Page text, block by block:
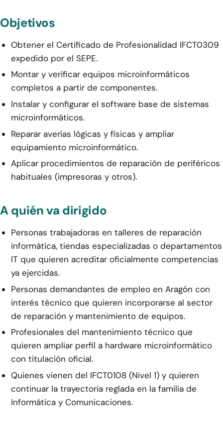
Objetivos
Obtener el Certificado de Profesionalidad IFCT0309
expedido por el SEPE.
Montar y verificar equipos microinformáticos
completos a partir de componentes.
Instalar y configurar el software base de sistemas
microinformáticos.
Reparar averías lógicas y físicas y ampliar
equipamiento microinformático.
Aplicar procedimientos de reparación de periféricos
habituales (impresoras y otros).
A quién va dirigido
Personas trabajadoras en talleres de reparación
informática, tiendas especializadas o departamentos
IT que quieren acreditar oficialmente competencias
ya ejercidas.
Personas demandantes de empleo en Aragón con
interés técnico que quieren incorporarse al sector
de reparación y mantenimiento de equipos.
Profesionales del mantenimiento técnico que
quieren ampliar perfil a hardware microinformático
con titulación oficial.
Quienes vienen del IFCT0108 (Nivel 1) y quieren
continuar la trayectoria reglada en la familia de
Informática y Comunicaciones.